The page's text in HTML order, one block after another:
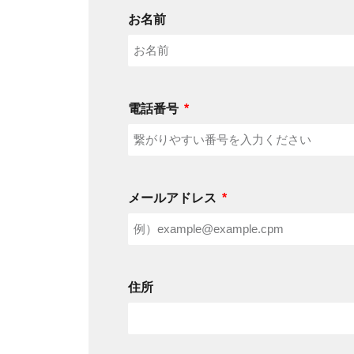
お名前
電話番号
メールアドレス
住所